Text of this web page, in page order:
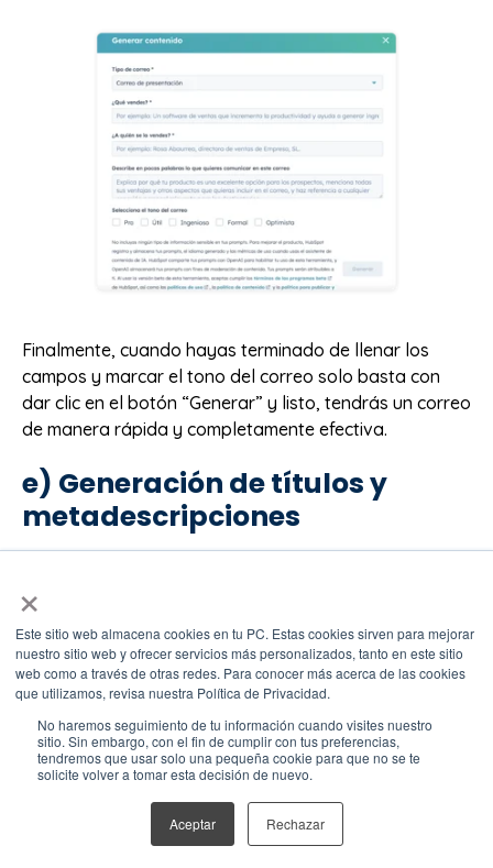
×
Este sitio web almacena cookies en tu PC. Estas cookies sirven para mejorar
nuestro sitio web y ofrecer servicios más personalizados, tanto en este sitio
web como a través de otras redes. Para conocer más acerca de las cookies
que utilizamos, revisa nuestra Política de Privacidad.
No haremos seguimiento de tu información cuando visites nuestro
sitio. Sin embargo, con el fin de cumplir con tus preferencias,
tendremos que usar solo una pequeña cookie para que no se te
solicite volver a tomar esta decisión de nuevo.
Aceptar Rechazar
Finalmente, cuando hayas terminado de llenar los
campos y marcar el tono del correo solo basta con
dar clic en el botón “Generar” y listo, tendrás un correo
de manera rápida y completamente efectiva.
e) Generación de títulos y
metadescripciones
inteligencia artificial para generar títulos y
metadescripciones para las páginas de tu sitio o las
publicaciones. Este proceso es sumamente sencillo.
Como en las funciones anteriores, primero debes ir a tu
cuenta de HubSpot y dirigirte a la opción en donde
desees generar.
Marketing > Sitio web > Páginas de sitio web
Marketing > Landing pages